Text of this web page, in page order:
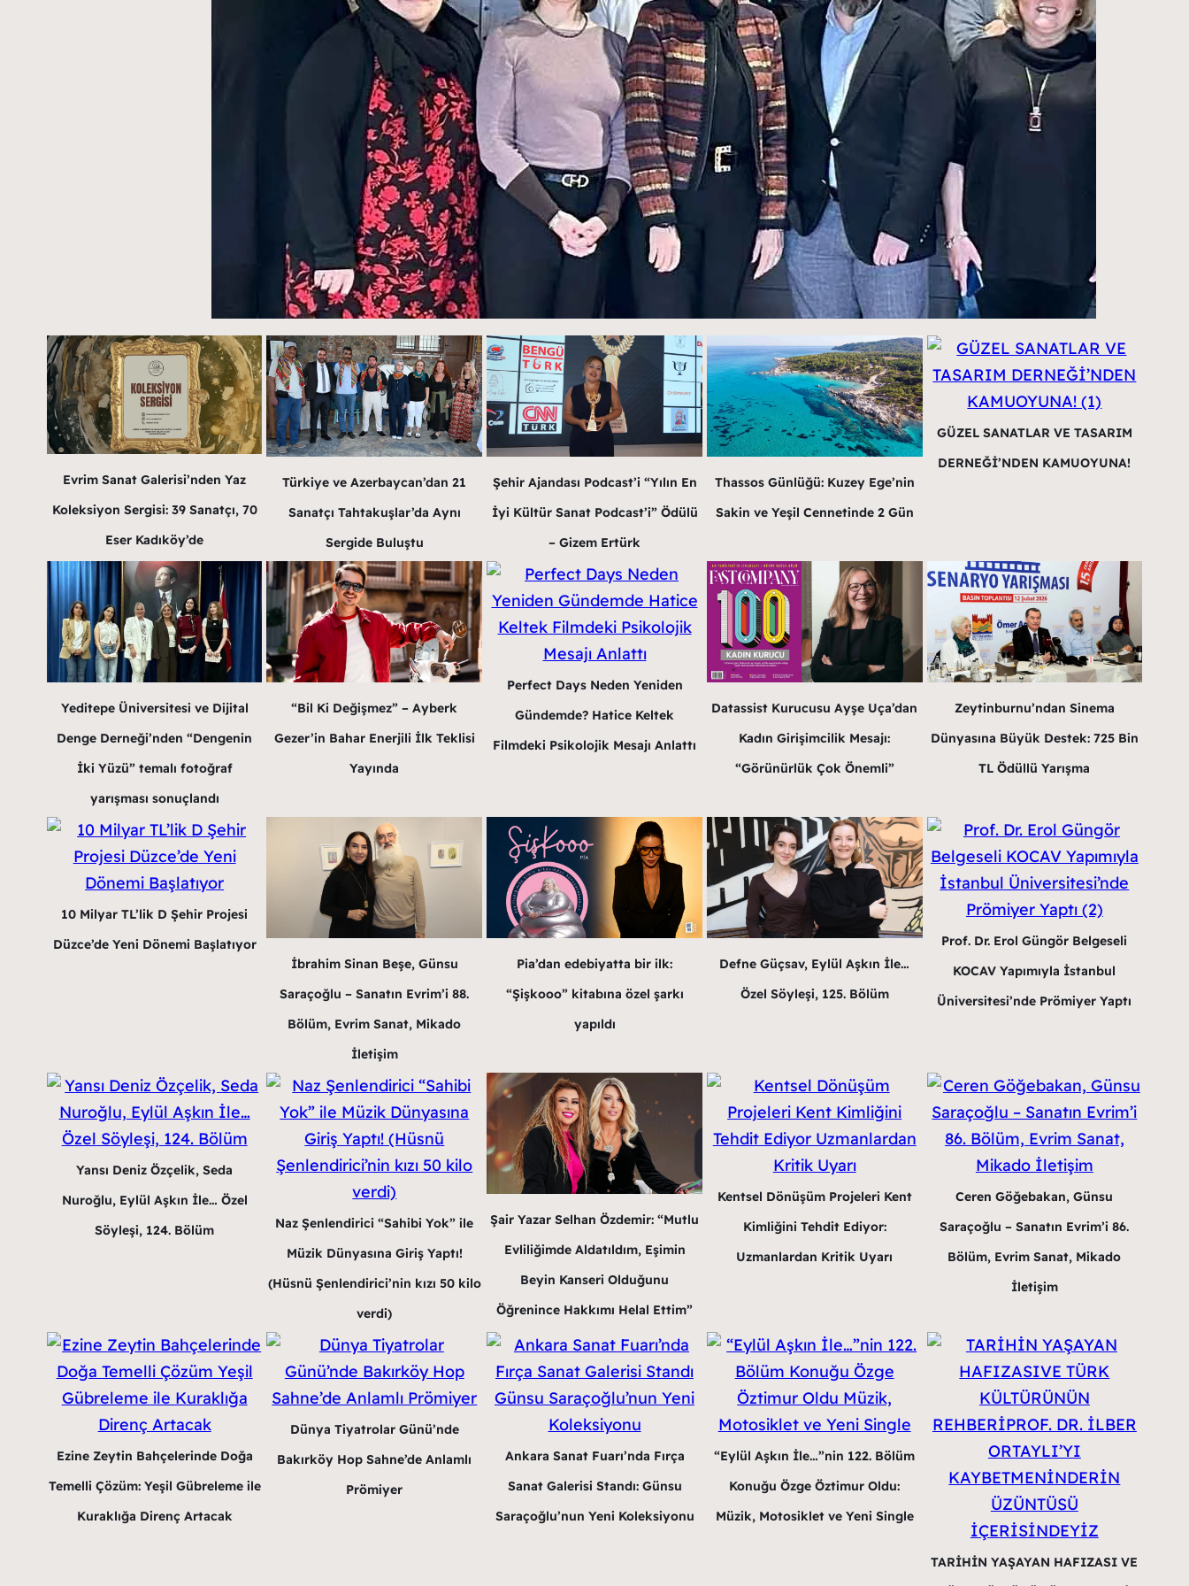
Evrim Sanat Galerisi’nden Yaz
Koleksiyon Sergisi: 39 Sanatçı, 70
Eser Kadıköy’de
Türkiye ve Azerbaycan’dan 21
Sanatçı Tahtakuşlar’da Aynı
Sergide Buluştu
Şehir Ajandası Podcast’i “Yılın En
İyi Kültür Sanat Podcast’i” Ödülü
– Gizem Ertürk
Thassos Günlüğü: Kuzey Ege’nin
Sakin ve Yeşil Cennetinde 2 Gün
GÜZEL SANATLAR VE TASARIM
DERNEĞİ’NDEN KAMUOYUNA!
Yeditepe Üniversitesi ve Dijital
Denge Derneği’nden “Dengenin
İki Yüzü” temalı fotoğraf
yarışması sonuçlandı
“Bil Ki Değişmez” – Ayberk
Gezer’in Bahar Enerjili İlk Teklisi
Yayında
Perfect Days Neden Yeniden
Gündemde? Hatice Keltek
Filmdeki Psikolojik Mesajı Anlattı
Datassist Kurucusu Ayşe Uça’dan
Kadın Girişimcilik Mesajı:
“Görünürlük Çok Önemli”
Zeytinburnu’ndan Sinema
Dünyasına Büyük Destek: 725 Bin
TL Ödüllü Yarışma
10 Milyar TL’lik D Şehir Projesi
Düzce’de Yeni Dönemi Başlatıyor
İbrahim Sinan Beşe, Günsu
Saraçoğlu – Sanatın Evrim’i 88.
Bölüm, Evrim Sanat, Mikado
İletişim
Pia’dan edebiyatta bir ilk:
“Şişkooo” kitabına özel şarkı
yapıldı
Defne Güçsav, Eylül Aşkın İle…
Özel Söyleşi, 125. Bölüm
Prof. Dr. Erol Güngör Belgeseli
KOCAV Yapımıyla İstanbul
Üniversitesi’nde Prömiyer Yaptı
Yansı Deniz Özçelik, Seda
Nuroğlu, Eylül Aşkın İle… Özel
Söyleşi, 124. Bölüm
Naz Şenlendirici “Sahibi Yok” ile
Müzik Dünyasına Giriş Yaptı!
(Hüsnü Şenlendirici’nin kızı 50 kilo
verdi)
Şair Yazar Selhan Özdemir: “Mutlu
Evliliğimde Aldatıldım, Eşimin
Beyin Kanseri Olduğunu
Öğrenince Hakkımı Helal Ettim”
Kentsel Dönüşüm Projeleri Kent
Kimliğini Tehdit Ediyor:
Uzmanlardan Kritik Uyarı
Ceren Göğebakan, Günsu
Saraçoğlu – Sanatın Evrim’i 86.
Bölüm, Evrim Sanat, Mikado
İletişim
Ezine Zeytin Bahçelerinde Doğa
Temelli Çözüm: Yeşil Gübreleme ile
Kuraklığa Direnç Artacak
Dünya Tiyatrolar Günü’nde
Bakırköy Hop Sahne’de Anlamlı
Prömiyer
Ankara Sanat Fuarı’nda Fırça
Sanat Galerisi Standı: Günsu
Saraçoğlu’nun Yeni Koleksiyonu
“Eylül Aşkın İle…”nin 122. Bölüm
Konuğu Özge Öztimur Oldu:
Müzik, Motosiklet ve Yeni Single
TARİHİN YAŞAYAN HAFIZASI VE